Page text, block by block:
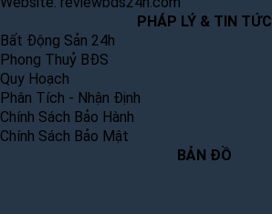
PHÁP LÝ & TIN TỨC
Bất Động Sản 24h
Phong Thuỷ BĐS
Quy Hoạch
Phân Tích - Nhận Định
Chính Sách Bảo Hành
Chính Sách Bảo Mật
BẢN ĐỒ